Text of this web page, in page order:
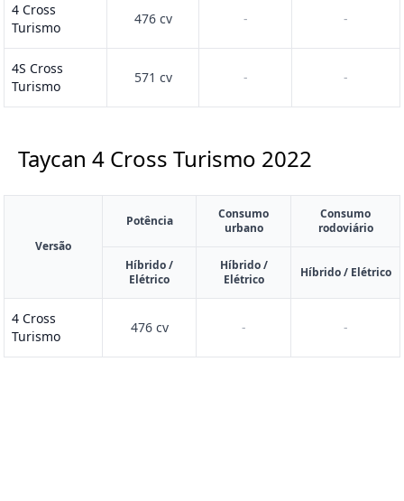
4 Cross
Turismo
476 cv - -
4S Cross
Turismo
571 cv - -
Taycan 4 Cross Turismo 2022
Versão
Potência
Consumo
urbano
Consumo
rodoviário
Híbrido /
Elétrico
Híbrido /
Elétrico
Híbrido / Elétrico
4 Cross
Turismo
476 cv - -